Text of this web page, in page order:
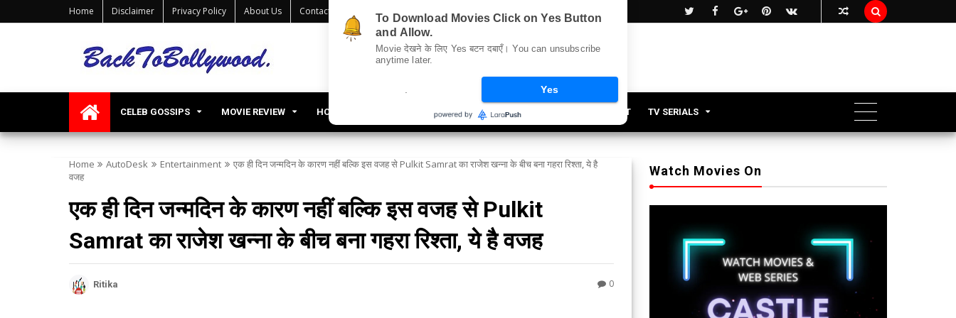
Home Disclaimer Privacy Policy About Us Contact Us Sitemap 
CELEB GOSSIPS MOVIE REVIEW HOLLYWOOD UPDATES LIFESTYLE OFFBEAT TV SERIALS
Home AutoDesk Entertainment
एक ही दिन जन्मदिन के कारण नहीं बल्कि इस वजह से Pulkit Samrat का राजेश खन्ना के बीच बना गहरा रिश्ता, ये है
वजह
एक ही दिन जन्मदिन के कारण नहीं बल्कि इस वजह से Pulkit
Samrat का राजेश खन्ना के बीच बना गहरा रिश्ता, ये है वजह
Ritika 0
Watch Movies On
To Download Movies Click on Yes Button
and Allow.
Movie देखने के लिए Yes बटन दबाएँ। You can unsubscribe
anytime later.
Yes